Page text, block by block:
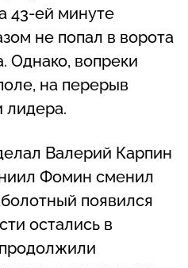
43-ей минуте
не попал в ворота
Однако, вопреки
на перерыв
лидера.
Валерий Карпин
Фомин сменил
появился
остались в